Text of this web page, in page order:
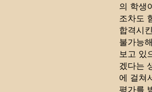
의 학생
조차도
합격시
불가능
보고 있
겠다는
에 걸쳐
평가를